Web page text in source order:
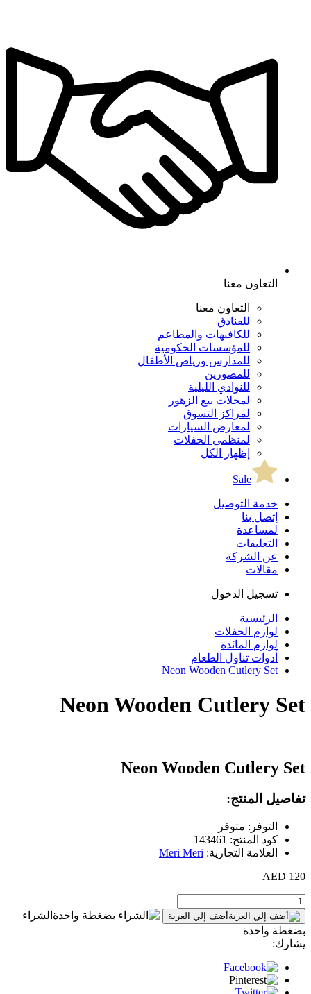
التعاون معنا
التعاون معنا
للفنادق
للكافيهات والمطاعم
للمؤسسات الحكومية
للمدارس ورياض الأطفال
للمصورين
للنوادي الليلية
لمحلات بيع الزهور
لمراكز التسوق
لمعارض السيارات
لمنظمي الحفلات
إظهار الكل
Sale
خدمة التوصيل
إتصل بنا
لمساعدة
التعليقات
عن الشركة
مقالات
تسجيل الدخول
الرئيسية
لوازم الحفلات
لوازم المائدة
أدوات تناول الطعام
Neon Wooden Cutlery Set
Neon Wooden Cutlery Set
Neon Wooden Cutlery Set
تفاصيل المنتج:
التوفر: متوفر
كود المنتج: 143461
العلامة التجارية: Meri Meri
120 AED
أضف إلي العربة
الشراء
بضغطة واحدة
يشارك: